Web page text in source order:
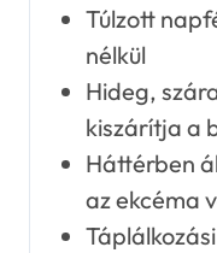
Túlzott
nélkül
Hideg,
kiszárítja a
Háttérben
az ekcéma